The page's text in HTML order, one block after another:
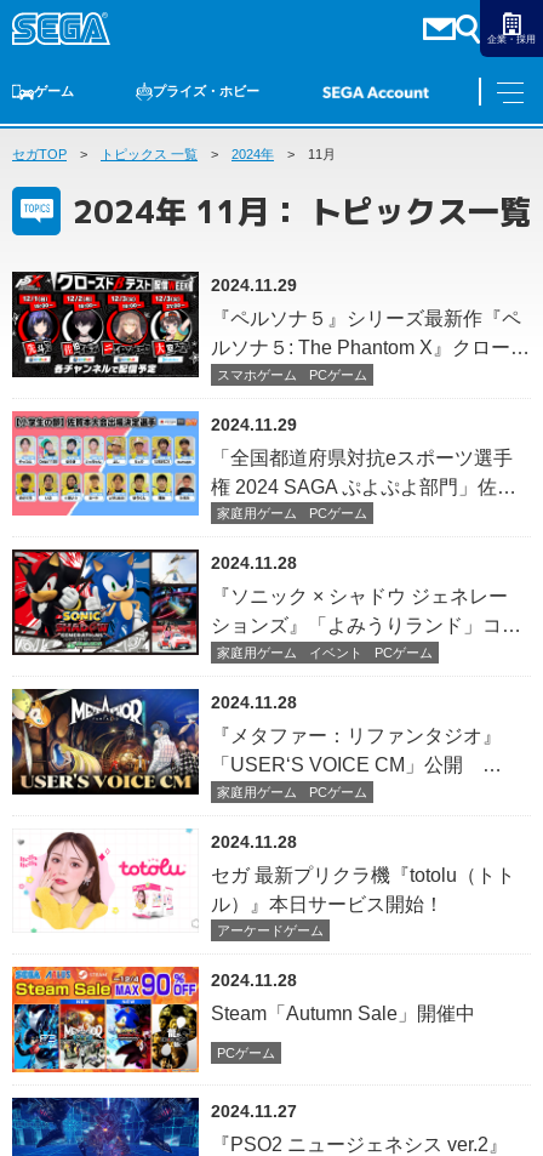
企業・採用
ゲーム
ゲームTOP 家庭用ゲーム PCゲーム スマホゲーム
プライズ・ホビー
プライズ トイ S-FIRE セガ ラッキーくじ
ゲームTOP
PCゲーム
スマホゲーム
プライズ・ホビー
プライズ
トイ
S-FIRE
セガ ラッキーくじオンライン
物販
アニメ
ダーツ
トピックス
セガTOP トピックス 一覧 2024年 11月
2024年 11月： トピックス一覧
2024.11.29
スマホゲーム PCゲーム
『ペルソナ５』シリーズ最新作『ペ
ルソナ５: The Phantom X』クローズ
ドβテスト開始を記念したキャン
ペーン実施中！ 公式Discordサー
バー開設やクローズドβテスト配信
WEEK開催も決定！
2024.11.29
家庭用ゲーム PCゲーム
「全国都道府県対抗eスポーツ選手
権 2024 SAGA ぷよぷよ部門」佐賀
本大会の予選リーグの組み合わせが
2024.11.28
家庭用ゲーム イベント PCゲーム
『ソニック × シャドウ ジェネレー
ションズ』「よみうりランド」コラ
ボ12月2日スタート！
2024.11.28
家庭用ゲーム PCゲーム
『メタファー：リファンタジオ』
「USER‘S VOICE CM」公開
Steamで25%OFFセール開催中！
2024.11.28
アーケードゲーム
セガ 最新プリクラ機『totolu（トト
ル）』本日サービス開始！
2024.11.28
PCゲーム
Steam「Autumn Sale」開催中
2024.11.27
『PSO2 ニュージェネシス ver.2』